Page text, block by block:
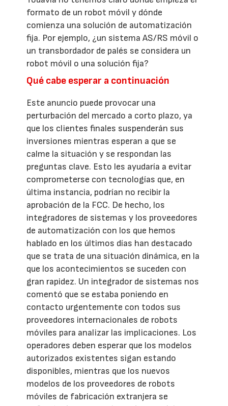
formato de un robot móvil y dónde
comienza una solución de automatización
fija. Por ejemplo, ¿un sistema AS/RS móvil o
un transbordador de palés se considera un
robot móvil o una solución fija?
Qué cabe esperar a continuación
Este anuncio puede provocar una
perturbación del mercado a corto plazo, ya
que los clientes finales suspenderán sus
inversiones mientras esperan a que se
calme la situación y se respondan las
preguntas clave. Esto les ayudaría a evitar
comprometerse con tecnologías que, en
última instancia, podrían no recibir la
aprobación de la FCC. De hecho, los
integradores de sistemas y los proveedores
de automatización con los que hemos
hablado en los últimos días han destacado
que se trata de una situación dinámica, en la
que los acontecimientos se suceden con
gran rapidez. Un integrador de sistemas nos
comentó que se estaba poniendo en
contacto urgentemente con todos sus
proveedores internacionales de robots
móviles para analizar las implicaciones. Los
operadores deben esperar que los modelos
autorizados existentes sigan estando
disponibles, mientras que los nuevos
modelos de los proveedores de robots
móviles de fabricación extranjera se